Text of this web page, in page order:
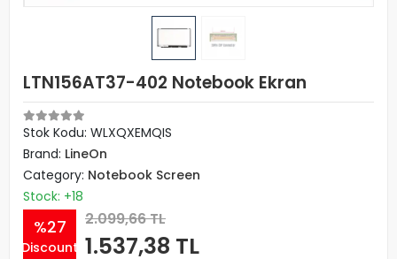
LTN156AT37-402 Notebook Ekran
Stok Kodu: WLXQXEMQIS
Brand: LineOn
Category: Notebook Screen
Stock: +18
%27
Discount
2.099,66 TL
1.537,38 TL